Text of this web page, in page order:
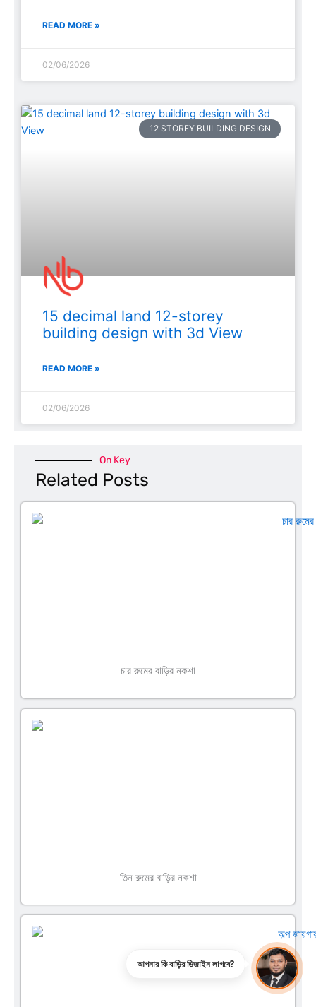
READ MORE »
02/06/2026
12 STOREY BUILDING DESIGN
15 decimal land 12-storey
building design with 3d View
READ MORE »
02/06/2026
On Key
Related Posts
চার রুমের বাড়ির নকশা
তিন রুমের বাড়ির নকশা
আপনার কি বাড়ির ডিজাইন লাগবে?